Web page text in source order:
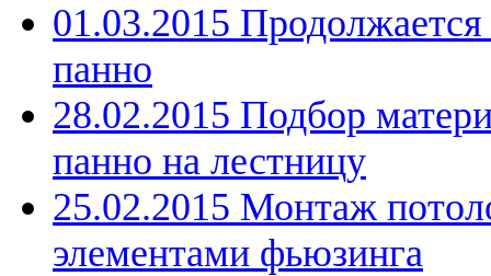
01.03.2015
панно
28.02.2015 Подбор
панно на лестницу
25.02.2015 Монтаж
элементами фьюзинга